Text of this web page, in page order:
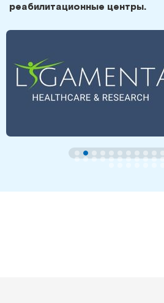
реабилитационные центры.